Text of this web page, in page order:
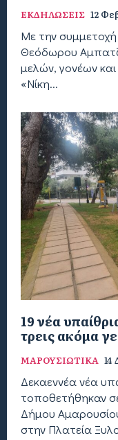
ΕΚΔΗΛΩΣΕΙΣ 12
Με την
Θεόδωρου
μελών, γονέων
«Νίκη...
19 νέα
τρεις ακόμα
ΜΑΡΟΥΣΙΩΤΙΚΑ 14
Δεκαεννέα νέα
τοποθετήθηκαν
Δήμου Αμαρουσίου και
στην Πλατεία